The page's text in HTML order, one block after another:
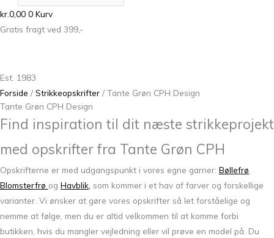
kr.0,00 0 Kurv
Gratis fragt ved 399,-
Est. 1983
Forside / Strikkeopskrifter / Tante Grøn CPH Design
Tante Grøn CPH Design
Find inspiration til dit næste strikkeprojekt
med opskrifter fra Tante Grøn CPH
Opskrifterne er med udgangspunkt i vores egne garner: Bøllefrø
Blomsterfrø og Havblik som kommer i et hav af farver og forskellige
varianter. Vi ønsker at gøre vores opskrifter så let forståelige og
nemme at følge, men du er altid velkommen til at komme forbi
butikken, hvis du mangler vejledning eller vil prøve en model på. Du